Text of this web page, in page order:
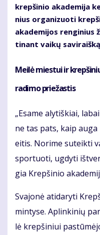
krep­ši­nio aka­de­mi­ja
nius or­ga­ni­zuo­ti
aka­de­mi­jos ren­gi­nius
ti­nant vai­kų
Mei­lė mies­tui ir
ra­di­mo prie­žas­tis
„Esa­me aly­tiš­kiai,
ne tas pats, kaip
ei­tis. No­ri­me su­teik­ti
spor­tuo­ti, ug­dy­ti
gia Krep­ši­nio
Sva­jo­nė ati­da­ry­ti
min­ty­se. Ap­lin­ki­nių
lė krep­ši­niui